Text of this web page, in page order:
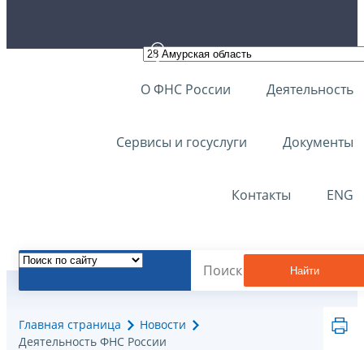
О ФНС России Деятельность
Сервисы и госуслуги Документы
Контакты ENG
Найти
Главная страница
Новости
Деятельность ФНС России